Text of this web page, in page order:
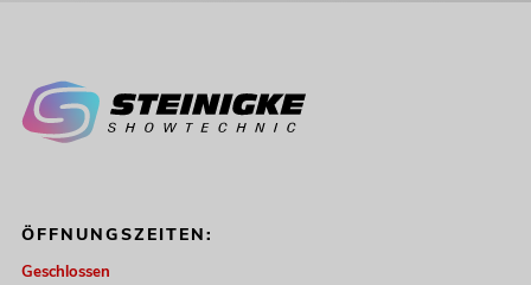
ÖFFNUNGSZEITEN:
Geschlossen